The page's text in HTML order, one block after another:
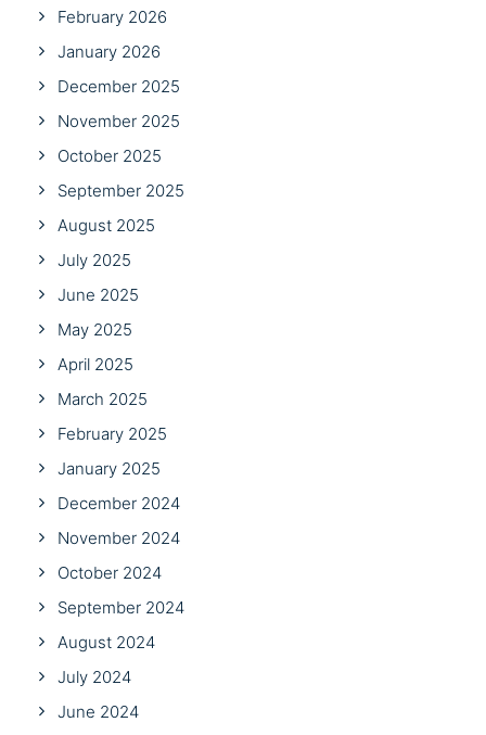
February 2026
January 2026
December 2025
November 2025
October 2025
September 2025
August 2025
July 2025
June 2025
May 2025
April 2025
March 2025
February 2025
January 2025
December 2024
November 2024
October 2024
September 2024
August 2024
July 2024
June 2024